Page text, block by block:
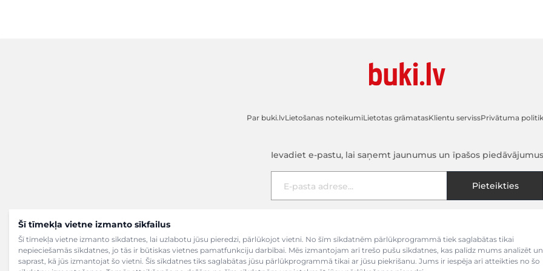
Šī tīmekļa vietne izmanto sīkfailus
Šī tīmekļa vietne izmanto sīkdatnes, lai uzlabotu jūsu pieredzi, pārlūkojot vietni. No šīm sīkdatnēm pārlūkprogrammā tiek saglabātas tikai
nepieciešamās sīkdatnes, jo tās ir būtiskas vietnes pamatfunkciju darbībai. Mēs izmantojam arī trešo pušu sīkdatnes, kas palīdz mums analizēt un
saprast, kā jūs izmantojat šo vietni. Šīs sīkdatnes tiks saglabātas jūsu pārlūkprogrammā tikai ar jūsu piekrišanu. Jums ir iespēja arī atteikties no šo
Par buki.lvLietošanas noteikumiLietotas grāmatasKlientu servissPrivātuma
Ievadiet e-pastu, lai saņemt jaunumus un īpašos piedāvājumus
Pieteikties